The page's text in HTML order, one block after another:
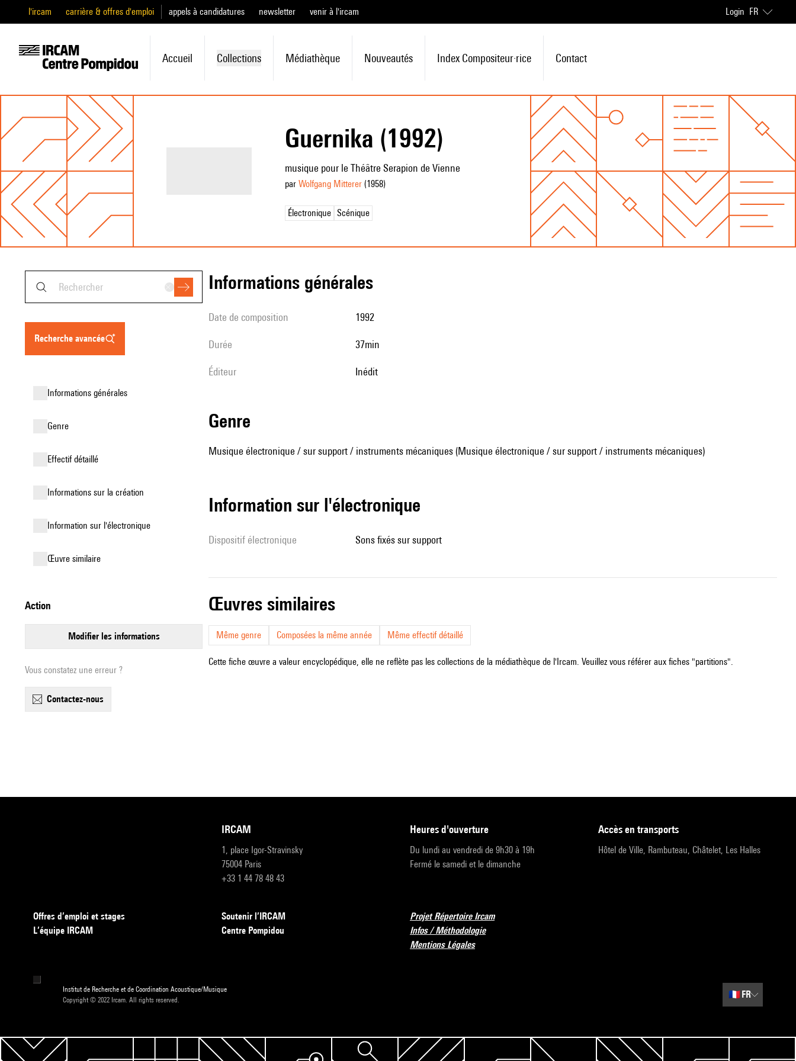
l'ircam carrière & offres d'emploi appels à candidatures newsletter venir à l'ircam Login FR
Accueil Collections Médiathèque Nouveautés Index Compositeur·rice Contact
Guernika (1992)
musique pour le Théâtre Serapion de Vienne
par Wolfgang Mitterer(1958)
Électronique Scénique
recherche avancée
informations générales
genre
effectif détaillé
informations sur la création
Information sur l'électronique
œuvre similaire
action
modifier les informations
Vous constatez une erreur ?
contactez-nous
informations générales
date de composition 1992
durée 37min
éditeur Inédit
genre
Musique électronique / sur support / instruments mécaniques (Musique électronique / sur support / instruments mécaniques)
Information sur l'électronique
Dispositif électronique sons fixés sur support
œuvres similaires
Même genre Composées la même année Même effectif détaillé
Cette fiche œuvre a valeur encyclopédique, elle ne reflète pas les collections de la médiathèque de l'Ircam. Veuillez vous référer aux fiches "partitions".
IRCAM
1, place Igor-Stravinsky
75004 Paris
+33 1 44 78 48 43
heures d'ouverture
Du lundi au vendredi de 9h30 à 19h
Fermé le samedi et le dimanche
accès en transports
Hôtel de Ville, Rambuteau, Châtelet, Les Halles
Offres d’emploi et stages
L’équipe IRCAM
Soutenir l’IRCAM
Centre Pompidou
Projet Répertoire Ircam
Infos / Méthodologie
Mentions Légales
Institut de Recherche et de Coordination Acoustique/Musique
Copyright © 2022 Ircam. All rights reserved.
🇫🇷 FR